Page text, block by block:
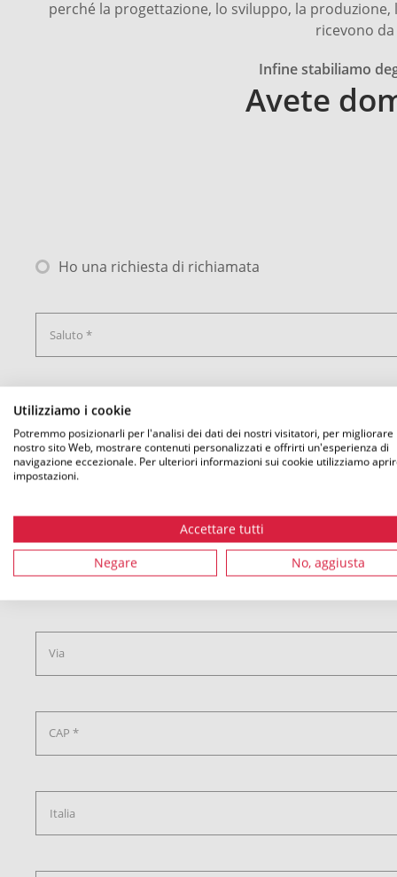
Utilizziamo i cookie
Potremmo posizionarli per l'analisi dei dati dei nostri visitatori, per migliorare
nostro sito Web, mostrare contenuti personalizzati e offrirti un'esperienza di
navigazione eccezionale. Per ulteriori informazioni sui cookie utilizziamo
impostazioni.
Accettare tutti
Negare No, aggiusta
perché la progettazione, lo sviluppo, la
ricevono
Infine stabiliamo
Avete
Ho una richiesta di richiamata
Cognome
Via
CAP *